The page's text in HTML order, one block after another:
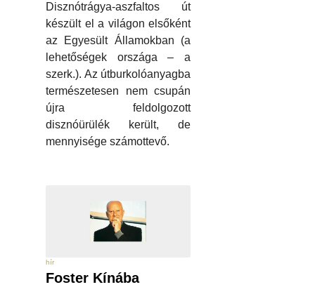
Disznótrágya-aszfaltos út
készült el a világon elsőként
az Egyesült Államokban (a
lehetőségek országa – a
szerk.). Az útburkolóanyagba
természetesen nem csupán
újra feldolgozott
disznóürülék került, de
mennyisége számottevő.
hír
Foster Kínába